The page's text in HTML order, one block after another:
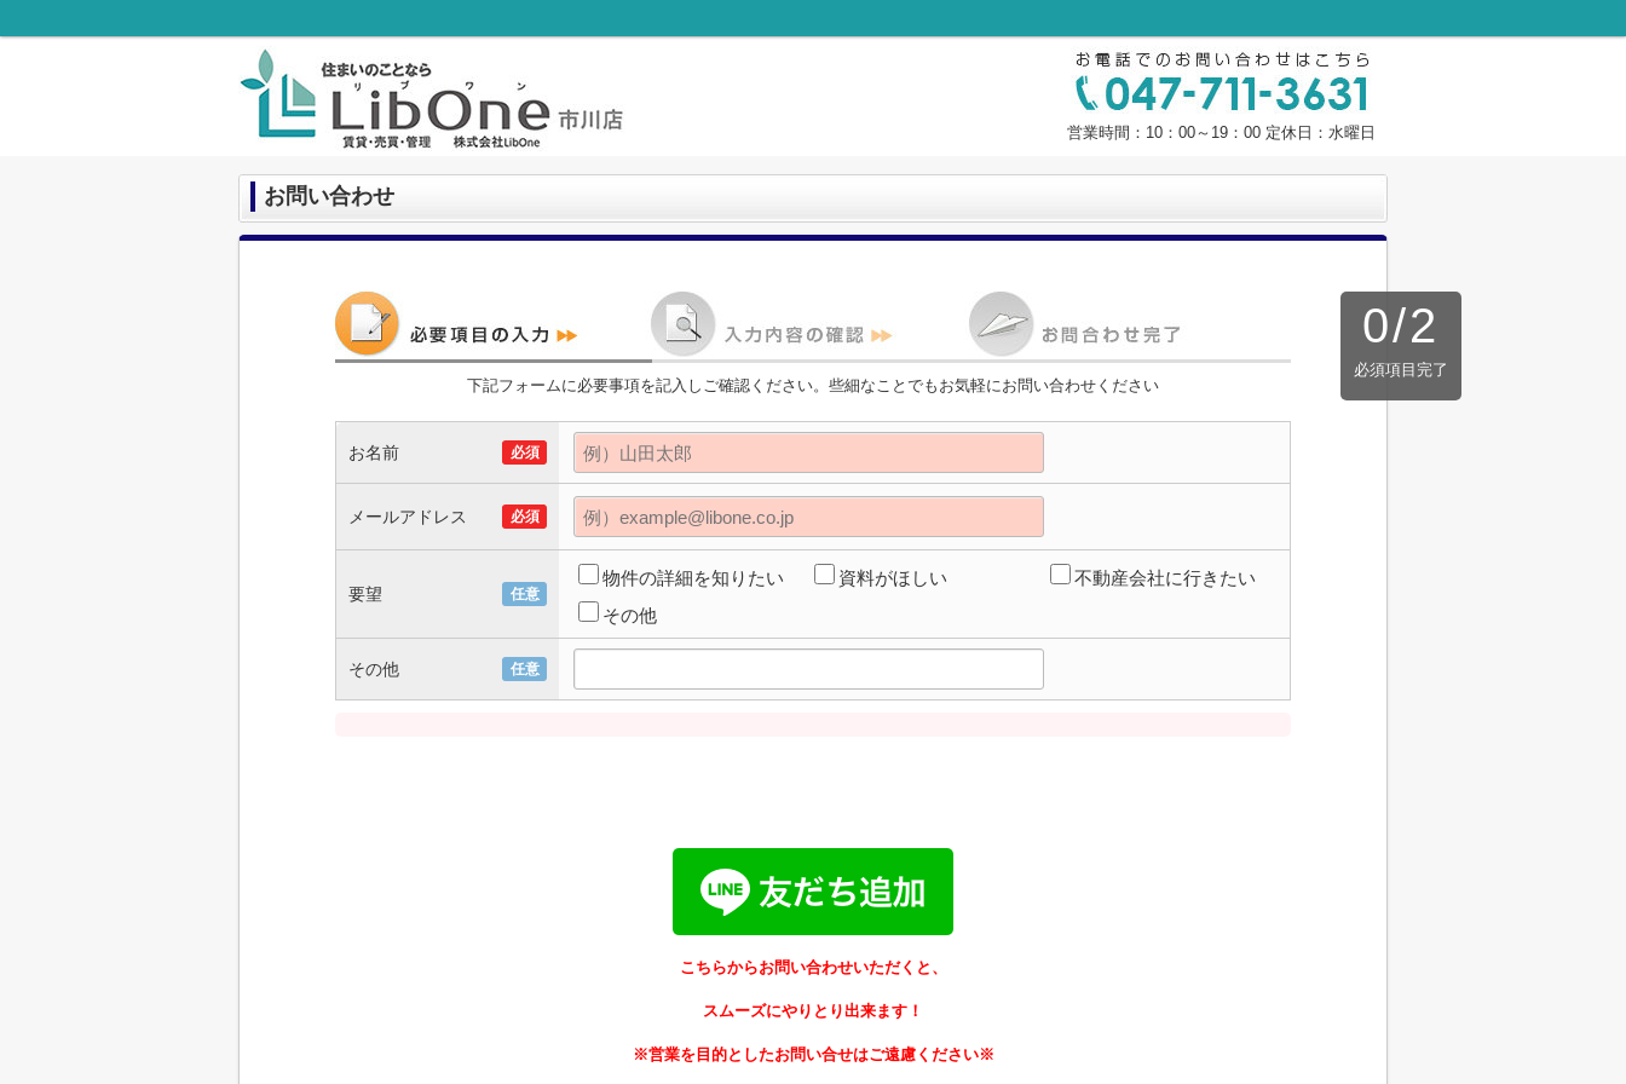
営業時間：10：00～19：00 定休日：水曜日
お問い合わせ
0/2
必須項目完了
下記フォームに必要事項を記入しご確認ください。些細なことでもお気軽にお問い合わせください
お名前 必須
メールアドレス 必須
要望 任意
物件の詳細を知りたい 資料がほしい
不動産会社に行きたい
その他
その他 任意
こちらからお問い合わせいただくと、
スムーズにやりとり出来ます！
※営業を目的としたお問い合せはご遠慮ください※